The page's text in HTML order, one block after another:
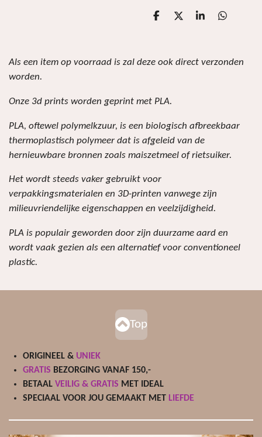
D
n
D
S
e
D
n
Als een item op voorraad is zal deze ook direct verzonden
worden.
Onze 3d prints worden geprint met PLA.
PLA, oftewel polymelkzuur, is een biologisch afbreekbaar
thermoplastisch polymeer dat is afgeleid van de
hernieuwbare bronnen zoals maiszetmeel of rietsuiker.
Het wordt steeds vaker gebruikt voor
verpakkingsmaterialen en 3D-printen vanwege zijn
milieuvriendelijke eigenschappen en veelzijdigheid.
PLA is populair geworden door zijn duurzame aard en
wordt vaak gezien als een alternatief voor conventioneel
plastic.
Top
ORIGINEEL & UNIEK
GRATIS BEZORGING VANAF 150,-
BETAAL VEILIG & GRATIS MET IDEAL
SPECIAAL VOOR JOU GEMAAKT MET LIEFDE